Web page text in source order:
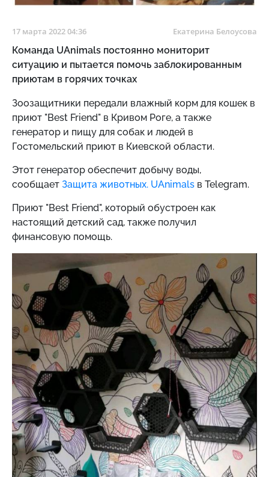
17 марта 2022 04:36 Екатерина Белоусова
Команда UAnimals постоянно мониторит
ситуацию и пытается помочь заблокированным
приютам в горячих точках
Зоозащитники передали влажный корм для кошек в
приют "Best Friend" в Кривом Роге, а также
генератор и пищу для собак и людей в
Гостомельский приют в Киевской области.
Этот генератор обеспечит добычу воды,
сообщает Защита животных. UAnimals в Telegram.
Приют "Best Friend", который обустроен как
настоящий детский сад, также получил
финансовую помощь.